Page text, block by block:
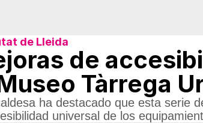
de Lleida
de
Tàrrega
ha destacado que esta serie
universal de los